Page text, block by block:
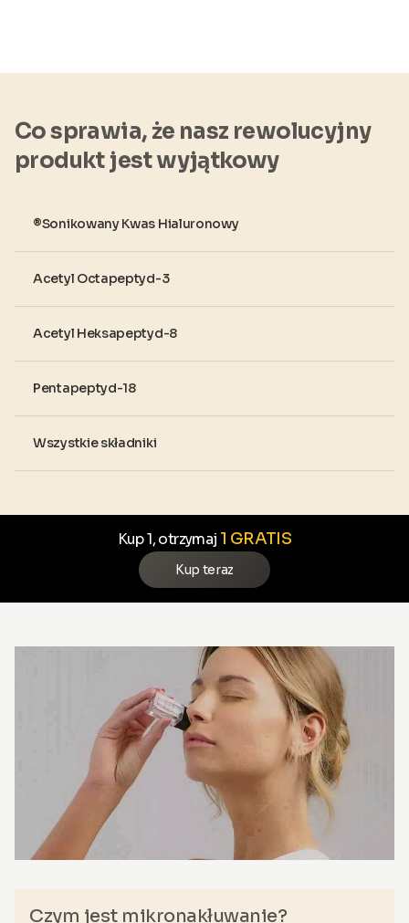
Co sprawia, że nasz rewolucyjny
produkt jest wyjątkowy
®Sonikowany Kwas Hialuronowy
Acetyl Octapeptyd-3
Acetyl Heksapeptyd-8
Pentapeptyd-18
Wszystkie składniki
Kup 1, otrzymaj 1 GRATIS
Kup teraz
Czym jest mikronakłuwanie?